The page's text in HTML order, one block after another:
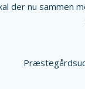
der nu sammen